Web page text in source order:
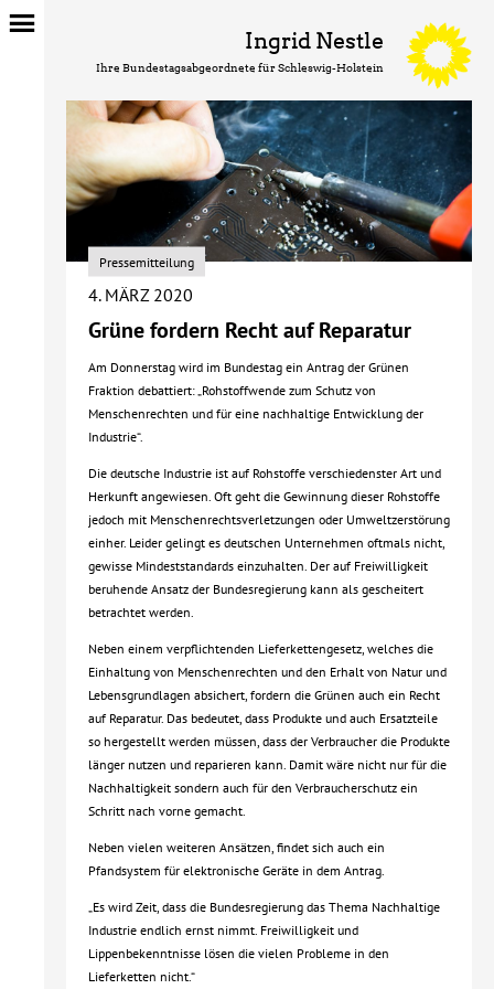
Ingrid Nestle
Ihre Bundestagsabgeordnete für Schleswig-Holstein
Pressemitteilung
4. MÄRZ 2020
Grüne fordern Recht auf Reparatur
Am Donnerstag wird im Bundestag ein Antrag der Grünen
Fraktion debattiert: „Rohstoffwende zum Schutz von
Menschenrechten und für eine nachhaltige Entwicklung der
Industrie“.
Die deutsche Industrie ist auf Rohstoffe verschiedenster Art und
Herkunft angewiesen. Oft geht die Gewinnung dieser Rohstoffe
jedoch mit Menschenrechtsverletzungen oder Umweltzerstörung
einher. Leider gelingt es deutschen Unternehmen oftmals nicht,
gewisse Mindeststandards einzuhalten. Der auf Freiwilligkeit
beruhende Ansatz der Bundesregierung kann als gescheitert
betrachtet werden.
Neben einem verpflichtenden Lieferkettengesetz, welches die
Einhaltung von Menschenrechten und den Erhalt von Natur und
Lebensgrundlagen absichert, fordern die Grünen auch ein Recht
auf Reparatur. Das bedeutet, dass Produkte und auch Ersatzteile
so hergestellt werden müssen, dass der Verbraucher die Produkte
länger nutzen und reparieren kann. Damit wäre nicht nur für die
Nachhaltigkeit sondern auch für den Verbraucherschutz ein
Schritt nach vorne gemacht.
Neben vielen weiteren Ansätzen, findet sich auch ein
Pfandsystem für elektronische Geräte in dem Antrag.
„Es wird Zeit, dass die Bundesregierung das Thema Nachhaltige
Industrie endlich ernst nimmt. Freiwilligkeit und
Lippenbekenntnisse lösen die vielen Probleme in den
Lieferketten nicht.“